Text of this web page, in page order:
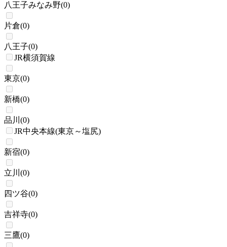
八王子みなみ野(0)
片倉(0)
八王子(0)
JR横須賀線
東京(0)
新橋(0)
品川 (0)
JR中央本線(東京～塩尻)
新宿(0)
立川 (0)
四ツ谷(0)
吉祥寺(0)
三鷹(0)